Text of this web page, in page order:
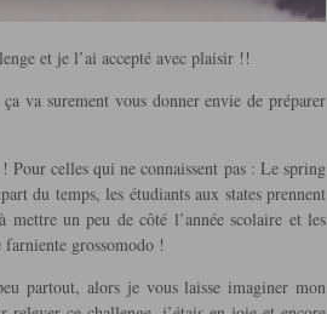
et je l’ai accepté avec plaisir !!
va surement vous donner envie de préparer
celles qui ne connaissent pas : Le spring
du temps, les étudiants aux states prennent
un peu de côté l’année scolaire et les
grossomodo !
partout, alors je vous laisse imaginer mon